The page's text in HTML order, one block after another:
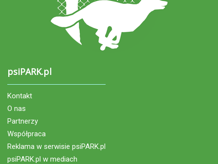
psiPARK.pl
Kontakt
O nas
Partnerzy
Współpraca
Reklama w serwisie psiPARK.pl
psiPARK.pl w mediach